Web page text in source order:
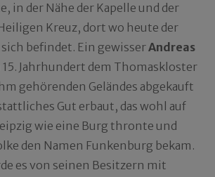
in der Nähe der Kapelle und der
Kreuz, dort wo heute der
befindet. Ein gewisserAndreas
Jahrhundert dem Thomaskloster
gehörenden Geländes abgekauft
Gut erbaut, das wohl auf
wie eine Burg thronte und
den Namen Funkenburg bekam.
es von seinen Besitzern mit